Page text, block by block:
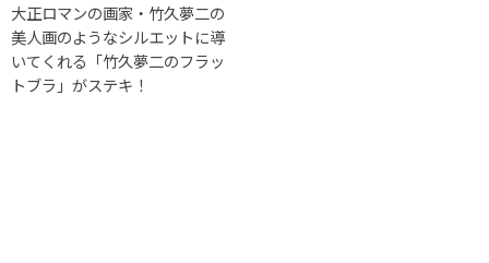
大正ロマンの画家・竹久夢二の
美人画のようなシルエットに導
いてくれる「竹久夢二のフラッ
トブラ」がステキ！